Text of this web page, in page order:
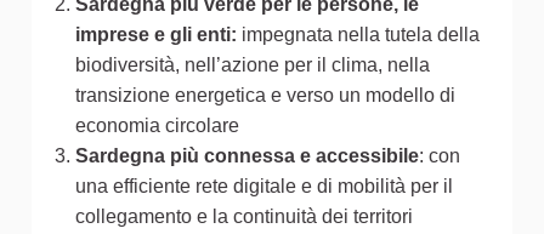
imprese e gli enti: impegnata nella tutela della
biodiversità, nell’azione per il clima, nella
transizione energetica e verso un modello di
economia circolare
Sardegna più connessa e accessibile: con
una efficiente rete digitale e di mobilità per il
collegamento e la continuità dei territori